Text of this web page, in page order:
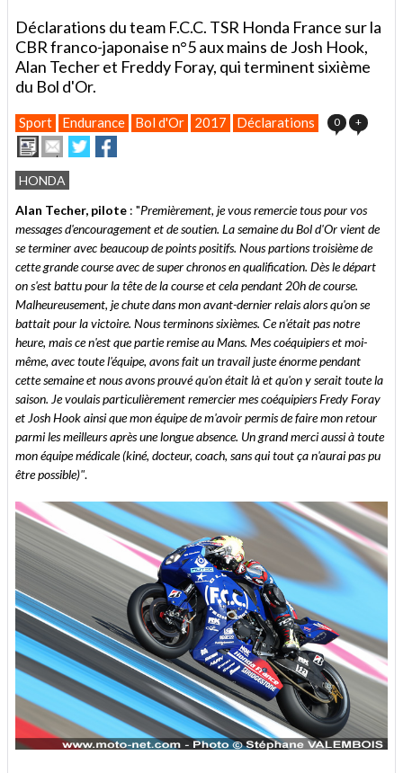
Déclarations du team F.C.C. TSR Honda France sur la
CBR franco-japonaise n°5 aux mains de Josh Hook,
Alan Techer et Freddy Foray, qui terminent sixième
du Bol d'Or.
Sport Endurance Bol d'Or 2017 Déclarations 0 +
ImprimerEnvoyer
cet
article
à
un
ami
Partager
sur
Twitter
sur
HONDA
Alan Techer, pilote : "Premièrement, je vous remercie tous pour vos
messages d'encouragement et de soutien. La semaine du Bol d'Or vient de
se terminer avec beaucoup de points positifs. Nous partions troisième de
cette grande course avec de super chronos en qualification. Dès le départ
on s'est battu pour la tête de la course et cela pendant 20h de course.
Malheureusement, je chute dans mon avant-dernier relais alors qu'on se
battait pour la victoire. Nous terminons sixièmes. Ce n'était pas notre
heure, mais ce n'est que partie remise au Mans. Mes coéquipiers et moi-
même, avec toute l'équipe, avons fait un travail juste énorme pendant
cette semaine et nous avons prouvé qu'on était là et qu'on y serait toute la
saison. Je voulais particulièrement remercier mes coéquipiers Fredy Foray
et Josh Hook ainsi que mon équipe de m'avoir permis de faire mon retour
parmi les meilleurs après une longue absence. Un grand merci aussi à toute
mon équipe médicale (kiné, docteur, coach, sans qui tout ça n'aurai pas pu
être possible)".